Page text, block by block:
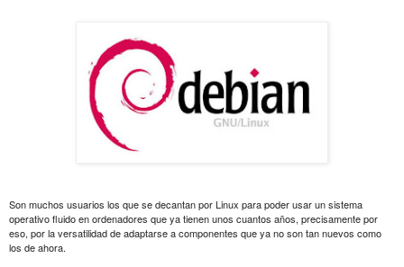
Son muchos usuarios los que se decantan por Linux para poder usar un sistema
operativo fluido en ordenadores que ya tienen unos cuantos años, precisamente por
eso, por la versatilidad de adaptarse a componentes que ya no son tan nuevos como
los de ahora.